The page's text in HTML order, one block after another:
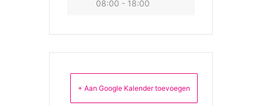
08:00 - 18:00
+ Aan Google Kalender toevoegen